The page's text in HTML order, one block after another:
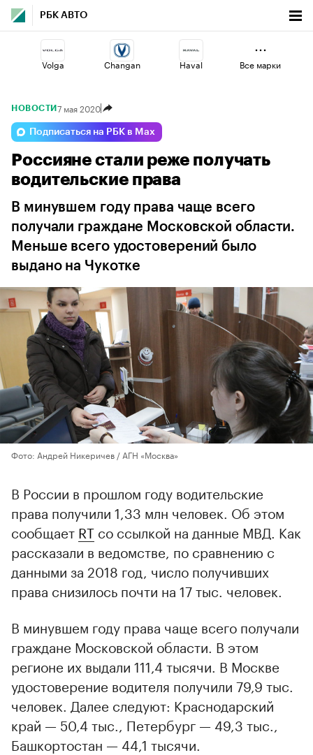
РБК АВТО
Volga Changan Haval
Voyah Geely
Omoda Jaecoo Lada
Все марки
НОВОСТИ 7 мая 2020
Подписаться на РБК в Max
Россияне стали реже получать
водительские права
В минувшем году права чаще всего
получали граждане Московской области.
Меньше всего удостоверений было
выдано на Чукотке
Фото: Андрей Никеричев / АГН «Москва»
В России в прошлом году водительские
права получили 1,33 млн человек. Об этом
сообщает RT со ссылкой на данные МВД. Как
рассказали в ведомстве, по сравнению с
данными за 2018 год, число получивших
права снизилось почти на 17 тыс. человек.
В минувшем году права чаще всего получали
граждане Московской области. В этом
регионе их выдали 111,4 тысячи. В Москве
удостоверение водителя получили 79,9 тыс.
человек. Далее следуют: Краснодарский
край — 50,4 тыс., Петербург — 49,3 тыс.,
Башкортостан — 44,1 тысячи.